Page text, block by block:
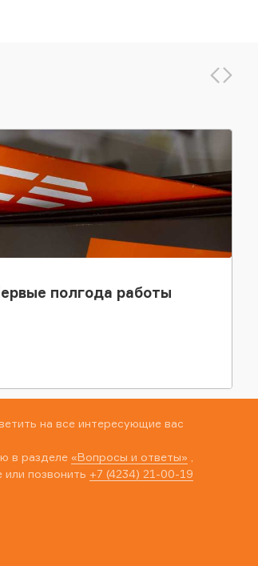
полгода работы
на все интересующие вас
в разделе «Вопросы и ответы»
или позвонить +7 (4234) 21-00-19